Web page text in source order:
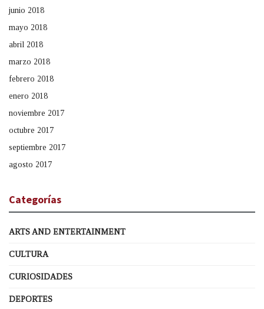
junio 2018
mayo 2018
abril 2018
marzo 2018
febrero 2018
enero 2018
noviembre 2017
octubre 2017
septiembre 2017
agosto 2017
Categorías
ARTS AND ENTERTAINMENT
CULTURA
CURIOSIDADES
DEPORTES